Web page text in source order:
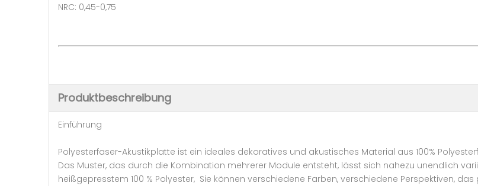
NRC: 0,45-0,75
Produktbeschreibung
Einführung
Polyesterfaser-Akustikplatte ist ein ideales dekoratives und akustisches Material aus 100%
Das Muster, das durch die Kombination mehrerer Module entsteht, lässt sich nahezu unendlich
heißgepresstem 100 % Polyester, Sie können verschiedene Farben, verschiedene Perspektiven,